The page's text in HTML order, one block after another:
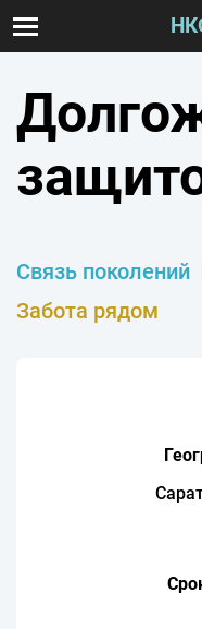
Связь поколений
Забота рядом